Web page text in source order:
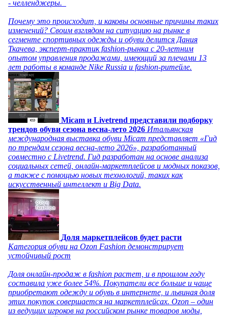
- челленджеры.
Почему это происходит, и каковы основные причины таких
изменений? Своим взглядом на ситуацию на рынке в
сегменте спортивных одежды и обуви делится Дания
Ткачева, эксперт-практик fashion-рынка с 20-летним
опытом управления продажами, имеющий за плечами 13
лет работы в команде Nike Russia и fashion-ритейле.
Micam и Livetrend представили подборку
трендов обуви сезона весна-лето 2026 Итальянская
международная выставка обуви Micam представляет «Гид
по трендам сезона весна-лето 2026», разработанный
совместно с Livetrend. Гид разработан на основе анализа
социальных сетей, онлайн-маркетплейсов и модных показов,
а также с помощью новых технологий, таких как
искусственный интеллект и Big Data.
Доля маркетплейсов будет расти
Категория обуви на Ozon Fashion демонстрирует
устойчивый рост
Доля онлайн-продаж в fashion растет, и в прошлом году
составила уже более 54%. Покупатели все больше и чаще
приобретают одежду и обувь в интернете, и львиная доля
этих покупок совершается на маркетплейсах. Ozon – один
из ведущих игроков на российском рынке товаров моды,